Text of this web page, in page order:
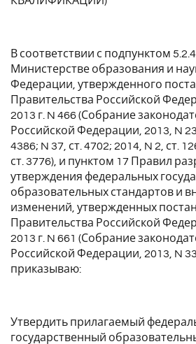
В соответствии с подпунктом
Министерстве образования и
Федерации, утвержденного
Правительства Российской
2013 г. N 466 (Собрание
Российской Федерации, 2013, N 23,
4386; N 37, ст. 4702; 2014, N 2, ст.
ст. 3776), и пунктом 17 Правил
утверждения федеральных
образовательных стандартов и
изменений, утвержденных
Правительства Российской
2013 г. N 661 (Собрание
Российской Федерации, 2013, N
приказываю:
Утвердить прилагаемый
государственный